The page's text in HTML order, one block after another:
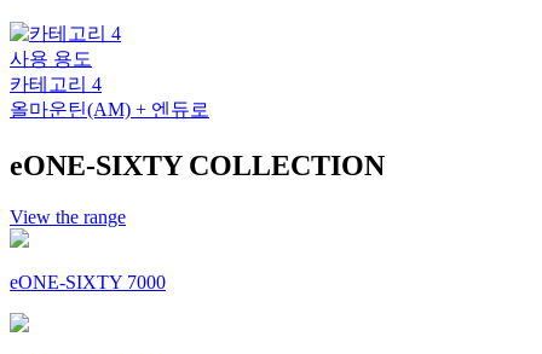
사용 용도
카테고리 4
올마운틴(AM) + 엔듀로
eONE-SIXTY COLLECTION
View the range
eONE-SIXTY 7000